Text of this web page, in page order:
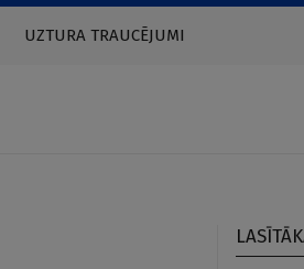
UZTURA TRAUCĒJUMI